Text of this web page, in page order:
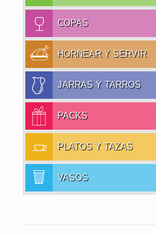
COPAS
HORNEAR Y SERVIR
JARRAS Y TARROS
PACKS
PLATOS Y TAZAS
VASOS